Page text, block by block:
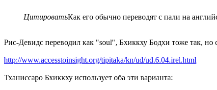
ЦитироватьКак его обычно переводят с пали на
Рис-Девидс переводил как "soul", Бхиккху Бодхи тоже так,
http://www.accesstoinsight.org/tipitaka/kn/ud/ud.6.04.irel.html
Тханиccаро Бхиккху использует оба эти варианта: